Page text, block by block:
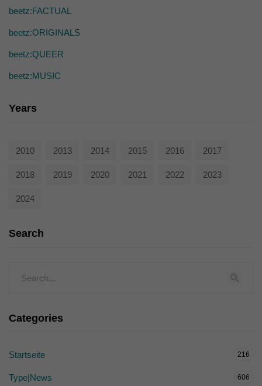
beetz:FACTUAL
beetz:ORIGINALS
beetz:QUEER
beetz:MUSIC
Years
2010 2013 2014 2015 2016 2017
2018 2019 2020 2021 2022 2023
2024
Search
Categories
Startseite 216
Type|News 606
standardmäßig blockiert. Wenn Cookies von externen Medien akzeptiert